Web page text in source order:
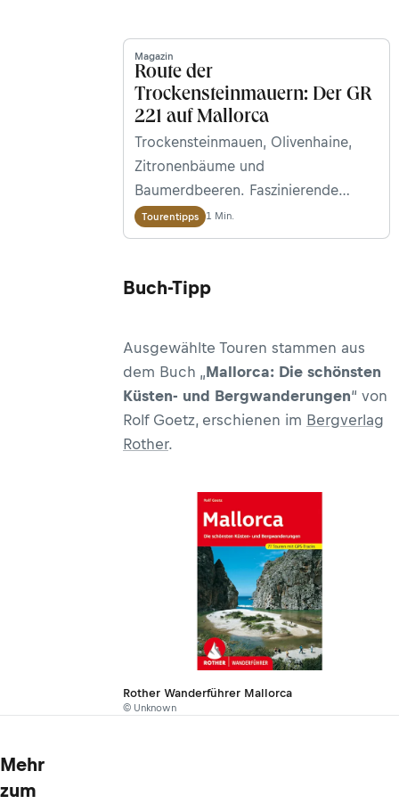
Magazin
Route der
Trockensteinmauern: Der GR
221 auf Mallorca
Trockensteinmauen, Olivenhaine,
Zitronenbäume und
Baumerdbeeren. Faszinierende
Meerblicke von steil abfallenden
Küsten, herausfordernde
gemütliche Einkehrstätten. Der GR
Tramuntana, einen parallel der
Nordwestküste von Mallorca
verlaufenden Gebirgszug. In elf
Etappen und auf 150 km
durchwandert man auf dem
größten Baleareninsel.
Tourentipps 1 Min.
Buch-Tipp
Ausgewählte Touren stammen aus
dem Buch „Mallorca: Die schönsten
Küsten- und Bergwanderungen“ von
Rolf Goetz, erschienen im Bergverlag
Rother.
Rother Wanderführer Mallorca
© Unknown
Mehr
zum